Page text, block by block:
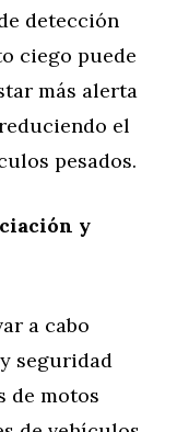
detección
ciego puede
más alerta
el
pesados.
y
a cabo
seguridad
de motos